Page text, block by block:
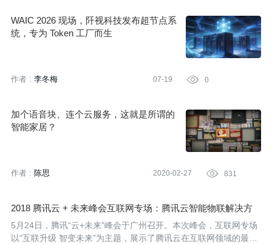
WAIC 2026 现场，阡视科技发布超节点系
统，专为 Token 工厂而生
作者 : 李冬梅 07-19  0
加个语音块、连个云服务，这就是所谓的
智能家居？
作者 : 陈思 2020-02-27  831
2018 腾讯云 + 未来峰会互联网专场：腾讯云智能物联解决方
案亮相
5月24日，腾讯“云+未来”峰会于广州召开。本次峰会，互联网专场
以“互联升级 智变未来”为主题，展示了腾讯云在互联网领域的最新